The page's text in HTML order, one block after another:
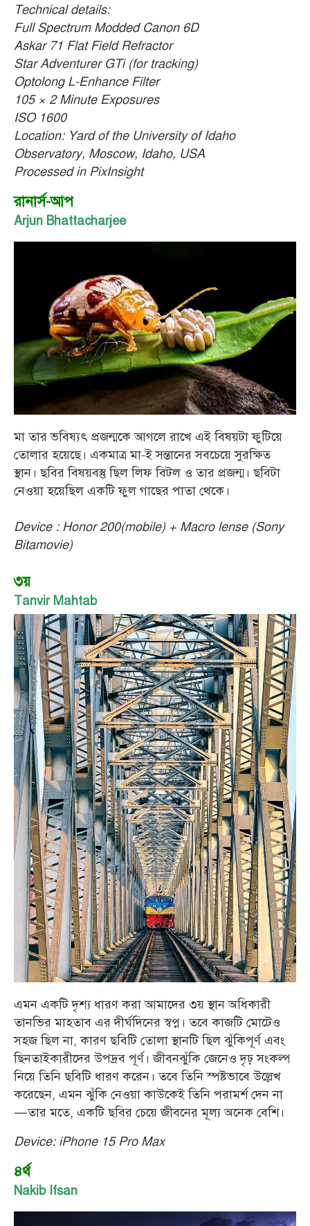
Technical details:
Full Spectrum Modded Canon 6D
Askar 71 Flat Field Refractor
Star Adventurer GTi (for tracking)
Optolong L-Enhance Filter
105 × 2 Minute Exposures
ISO 1600
Location: Yard of the University of Idaho
Observatory, Moscow, Idaho, USA
Processed in PixInsight
রানার্স-আপ
Arjun Bhattacharjee
মা তার ভবিষ্যৎ প্রজন্মকে আগলে রাখে এই বিষয়টা ফুটিয়ে
তোলার হয়েছে। একমাত্র মা-ই সন্তানের সবচেয়ে সুরক্ষিত
স্থান। ছবির বিষয়বস্তু ছিল লিফ বিটল ও তার প্রজন্ম। ছবিটা
নেওয়া হয়েছিল একটি ফুল গাছের পাতা থেকে।
Device : Honor 200(mobile) + Macro lense (Sony
Bitamovie)
৩য়
Tanvir Mahtab
এমন একটি দৃশ্য ধারণ করা আমাদের ৩য় স্থান অধিকারী
তানভির মাহতাব এর দীর্ঘদিনের স্বপ্ন। তবে কাজটি মোটেও
সহজ ছিল না, কারণ ছবিটি তোলা স্থানটি ছিল ঝুঁকিপূর্ণ এবং
ছিনতাইকারীদের উপদ্রব পূর্ণ। জীবনঝুঁকি জেনেও দৃঢ় সংকল্প
নিয়ে তিনি ছবিটি ধারণ করেন। তবে তিনি স্পষ্টভাবে উল্লেখ
করেছেন, এমন ঝুঁকি নেওয়া কাউকেই তিনি পরামর্শ দেন না
—তার মতে, একটি ছবির চেয়ে জীবনের মূল্য অনেক বেশি।
Device: iPhone 15 Pro Max
৪র্থ
Nakib Ifsan